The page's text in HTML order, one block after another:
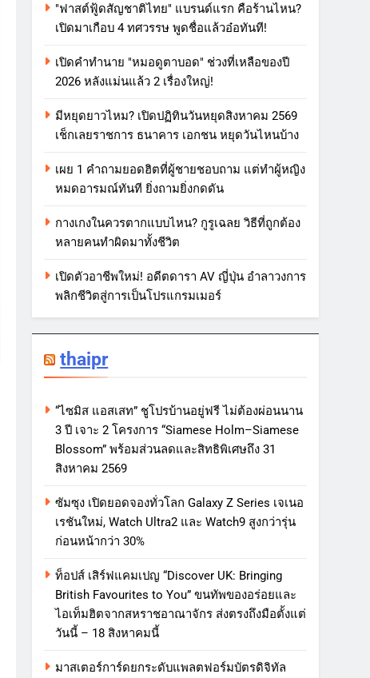
"ฟาสต์ฟู้ดสัญชาติไทย" แบรนด์แรก คือร้านไหน?
เปิดมาเกือบ 4 ทศวรรษ พูดชื่อแล้วอ๋อทันที!
เปิดคำทำนาย "หมอดูตาบอด" ช่วงที่เหลือของปี
2026 หลังแม่นแล้ว 2 เรื่องใหญ่!
มีหยุดยาวไหม? เปิดปฏิทินวันหยุดสิงหาคม 2569
เช็กเลยราชการ ธนาคาร เอกชน หยุดวันไหนบ้าง
เผย 1 คำถามยอดฮิตที่ผู้ชายชอบถาม แต่ทำผู้หญิง
หมดอารมณ์ทันที ยิ่งถามยิ่งกดดัน
กางเกงในควรตากแบบไหน? กูรูเฉลย วิธีที่ถูกต้อง
หลายคนทำผิดมาทั้งชีวิต
เปิดตัวอาชีพใหม่! อดีตดารา AV ญี่ปุ่น อำลาวงการ
พลิกชีวิตสู่การเป็นโปรแกรมเมอร์
thaipr
“ไซมิส แอสเสท” ชูโปรบ้านอยู่ฟรี ไม่ต้องผ่อนนาน
3 ปี เจาะ 2 โครงการ “Siamese Holm–Siamese
Blossom” พร้อมส่วนลดและสิทธิพิเศษถึง 31
สิงหาคม 2569
ซัมซุง เปิดยอดจองทั่วโลก Galaxy Z Series เจเนอ
เรชันใหม่, Watch Ultra2 และ Watch9 สูงกว่ารุ่น
ก่อนหน้ากว่า 30%
ท็อปส์ เสิร์ฟแคมเปญ “Discover UK: Bringing
British Favourites to You” ขนทัพของอร่อยและ
ไอเท็มฮิตจากสหราชอาณาจักร ส่งตรงถึงมือตั้งแต่
วันนี้ – 18 สิงหาคมนี้
มาสเตอร์การ์ดยกระดับแพลตฟอร์มบัตรดิจิทัล